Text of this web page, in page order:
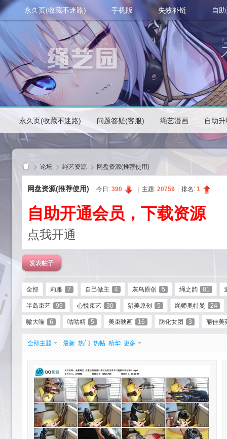
永久页(收藏不迷路) 手机版 失效补链 自
永久页(收藏不迷路) 问题答疑(客服) 绳艺漫画 自助
艺
论坛 绳艺资源 网盘资源(推荐使用)
网盘资源(推荐使用) 今日: 390 主题: 20759 排名: 1
自助开通会员，下载资源
点我开通
发表帖子
全部 莉雅 7 自己做主 4 灰鸟原创 5 绳之韵 81
半岛束艺 99 心悦束艺 30 猎美原创 5 绳师奥特曼 24
嗷大喵 6 咕咕精 5 美束映画 16 防化女团 3 丽佳美
全部主题 最新 热门 热帖 精华 更多